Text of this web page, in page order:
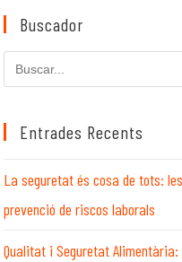
Buscador
en
llocEntrades Recents
La seguretat és cosa de tots:
prevenció de riscos laborals
Qualitat i Seguretat Alimentària: